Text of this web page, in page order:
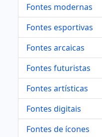
Fontes modernas
Fontes esportivas
Fontes arcaicas
Fontes futuristas
Fontes artísticas
Fontes digitais
Fontes de ícones